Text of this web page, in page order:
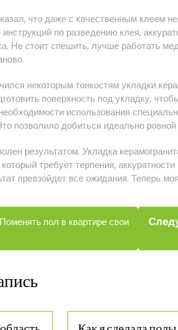
что даже с качественным клеем
по разведению клея,
Не стоит спешить, лучше работать
некоторым тонкостям укладки
поверхность под укладку,
использования
позволило добиться идеально ровной
результатом. Укладка
требует терпения,
превзойдет все ожидания. Теперь
Старые
Поменять пол в квартире свои